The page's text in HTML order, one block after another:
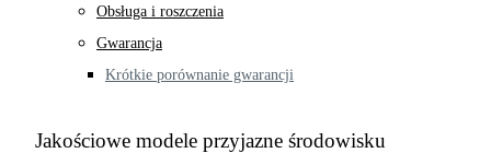
Obsługa i roszczenia
Gwarancja
Krótkie porównanie gwarancji
Jakościowe modele przyjazne środowisku